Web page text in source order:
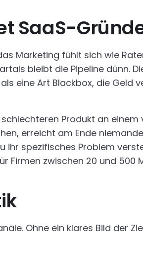
SaaS-
Marketing fühlt sich wie
bleibt die Pipeline dünn.
eine Art Blackbox, die Geld
Produkt an
erreicht am Ende
spezifisches Problem
Firmen zwischen 20 und 500
Ohne ein klares Bild der